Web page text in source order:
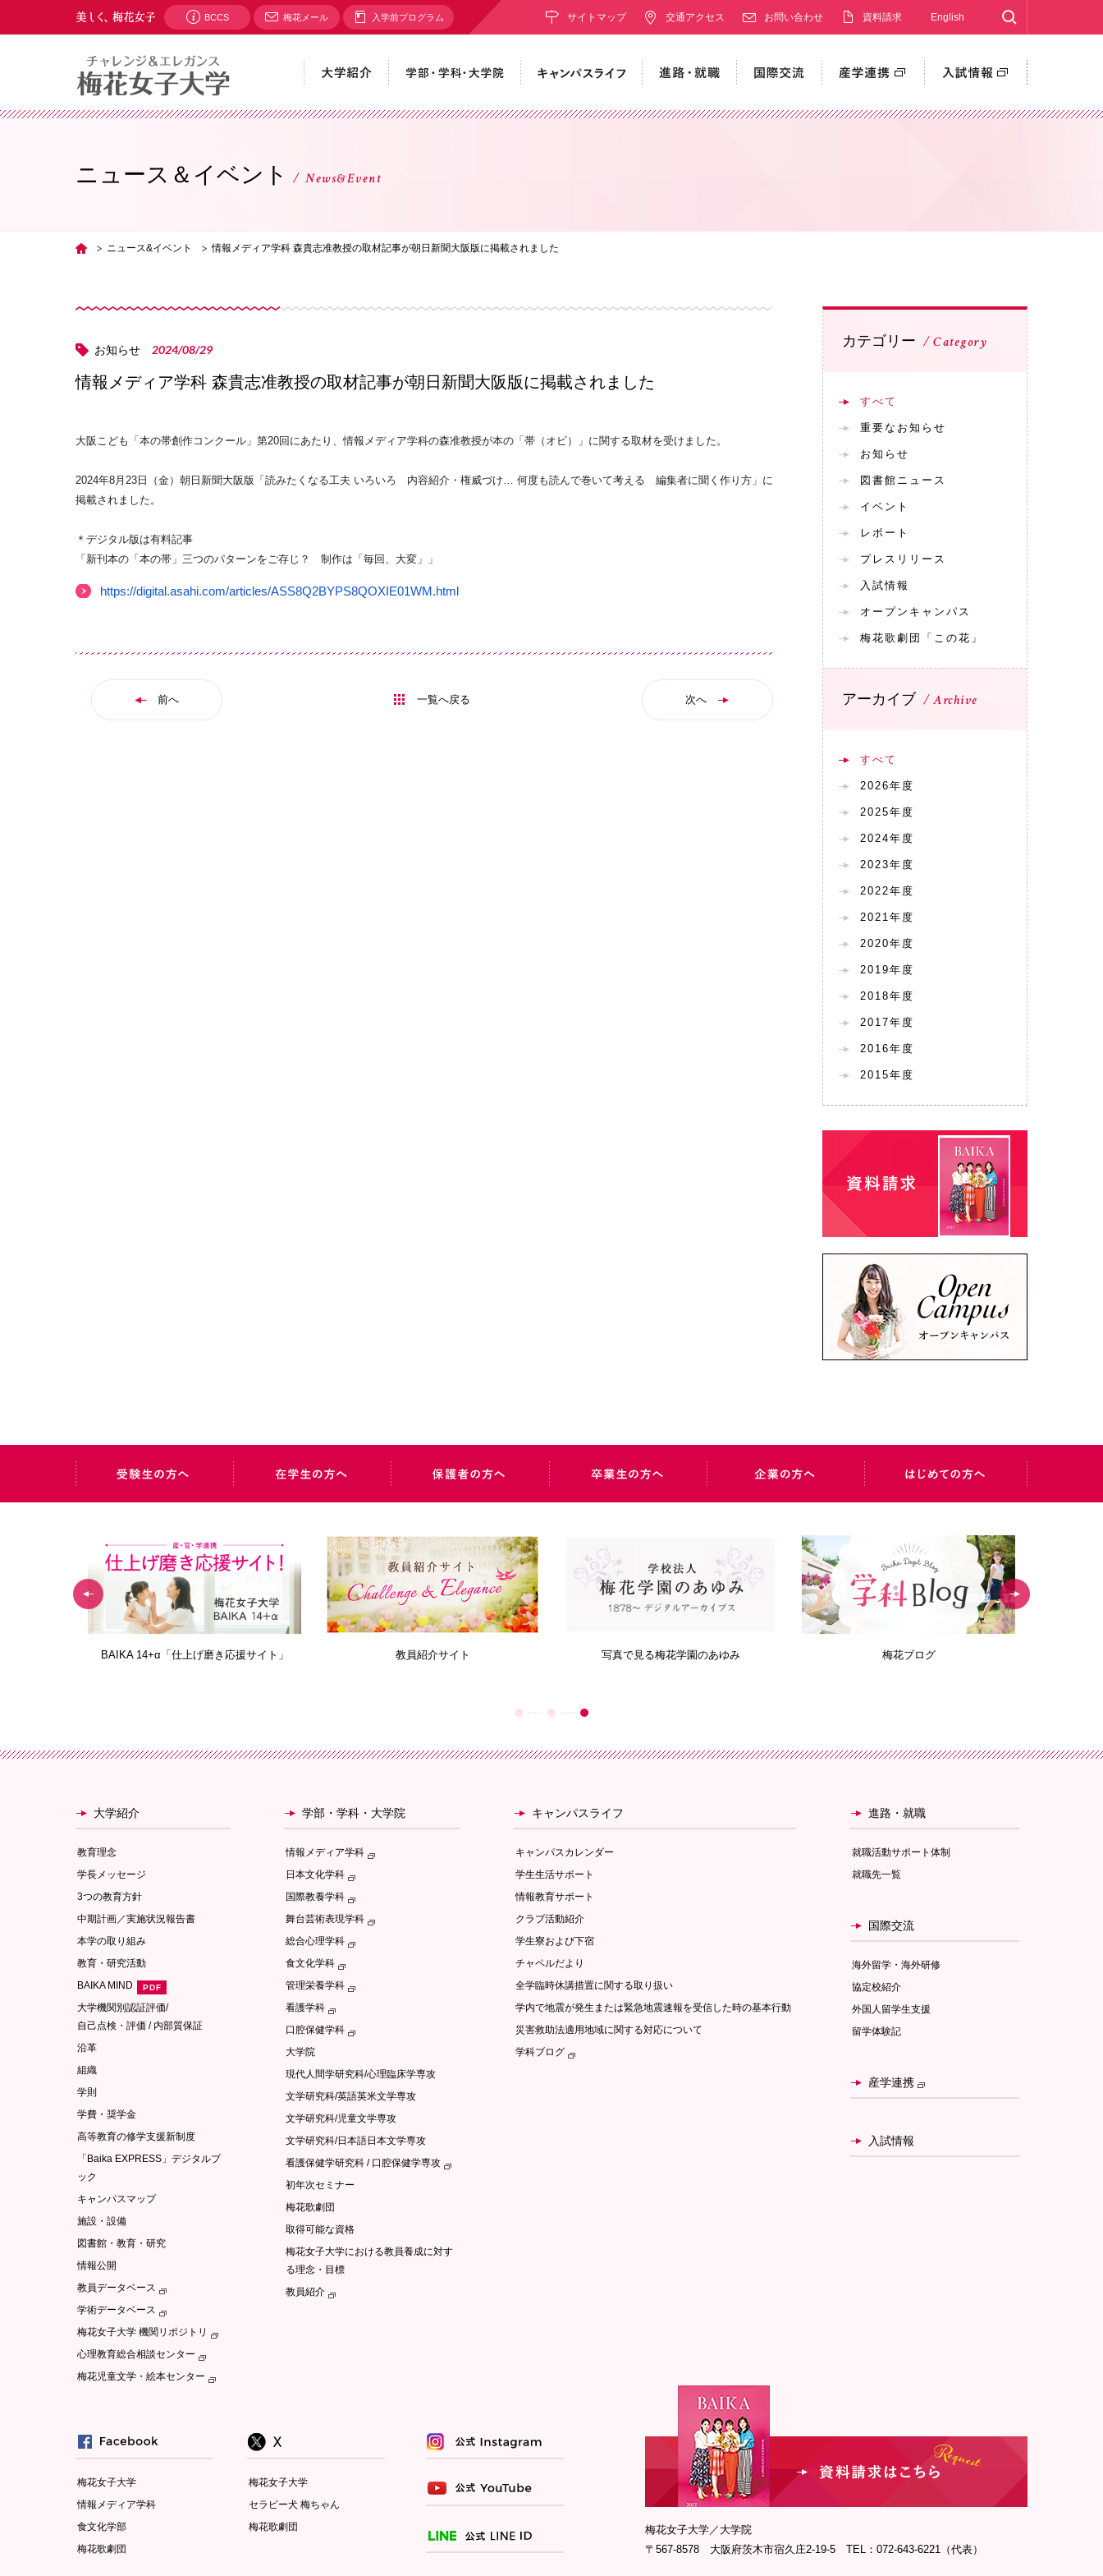
BCCS 梅花メール 入学前プログラム サイトマップ 交通アクセス お問い合わせ 資料請求 English
ニュース＆イベント News&Event
TOP ニュース&イベント 情報メディア学科 森貴志准教授の取材記事が朝日新聞大阪版に掲載されました
お知らせ 2024/08/29
情報メディア学科 森貴志准教授の取材記事が朝日新聞大阪版に掲載されました
大阪こども「本の帯創作コンクール」第20回にあたり、情報メディア学科の森准教授が本の「帯（オビ）」に関する取材を受けました。
2024年8月23日（金）朝日新聞大阪版「読みたくなる工夫 いろいろ 内容紹介・権威づけ… 何度も読んで巻いて考える 編集者に聞く作り方」に
掲載されました。
＊デジタル版は有料記事
「新刊本の「本の帯」三つのパターンをご存じ？ 制作は「毎回、大変」」
https://digital.asahi.com/articles/ASS8Q2BYPS8QOXIE01WM.html
前へ 一覧へ戻る 次へ
カテゴリー Category
すべて
重要なお知らせ
お知らせ
図書館ニュース
イベント
レポート
プレスリリース
入試情報
オープンキャンパス
梅花歌劇団「この花」
アーカイブ Archive
すべて
2026年度
2025年度
2024年度
2023年度
2022年度
2021年度
2020年度
2019年度
2018年度
2017年度
2016年度
2015年度
BAIKA 14+α「仕上げ磨き応援サイト」 教員紹介サイト 写真で見る梅花学園のあゆみ 梅花ブログ
大学紹介
教育理念
学長メッセージ
3つの教育方針
中期計画／実施状況報告書
本学の取り組み
教育・研究活動
BAIKA MIND
大学機関別認証評価/
自己点検・評価 / 内部質保証
沿革
組織
学則
学費・奨学金
高等教育の修学支援新制度
「Baika EXPRESS」デジタルブ
ック
キャンパスマップ
施設・設備
図書館・教育・研究
情報公開
教員データベース
学術データベース
梅花女子大学 機関リポジトリ
心理教育総合相談センター
梅花児童文学・絵本センター
学部・学科・大学院
情報メディア学科
日本文化学科
国際教養学科
舞台芸術表現学科
総合心理学科
食文化学科
管理栄養学科
看護学科
口腔保健学科
大学院
現代人間学研究科/心理臨床学専攻
文学研究科/英語英米文学専攻
文学研究科/児童文学専攻
文学研究科/日本語日本文学専攻
看護保健学研究科 / 口腔保健学専攻
初年次セミナー
梅花歌劇団
取得可能な資格
梅花女子大学における教員養成に対す
る理念・目標
教員紹介
キャンパスライフ
キャンパスカレンダー
学生生活サポート
情報教育サポート
クラブ活動紹介
学生寮および下宿
チャペルだより
全学臨時休講措置に関する取り扱い
学内で地震が発生または緊急地震速報を受信した時の基本行動
災害救助法適用地域に関する対応について
学科ブログ
進路・就職
就職活動サポート体制
就職先一覧
国際交流
海外留学・海外研修
協定校紹介
外国人留学生支援
留学体験記
産学連携
入試情報
梅花女子大学／大学院
〒567-8578 大阪府茨木市宿久庄2-19-5 TEL：072-643-6221（代表）
梅花女子大学
情報メディア学科
食文化学部
梅花歌劇団
梅花女子大学
セラピー犬 梅ちゃん
梅花歌劇団